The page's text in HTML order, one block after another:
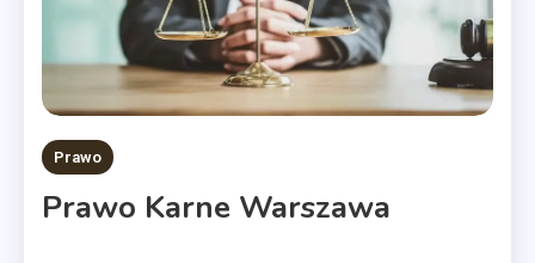
Prawo
Prawo Karne Warszawa